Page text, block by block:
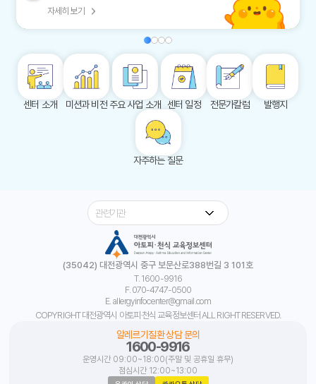
자세히 보기
센터 소개 미션과 비전 주요 사업 소개 센터 일정 전문가칼럼 발행지
자주하는 질문
(35042) 대전광역시 중구 보문산로388번길 3 101호
T. 1600-9916
F. 070-4747-0500
E. allergyinfocenter@gmail.com
COPYRIGHT 대전광역시 아토피·천식 교육정보센터 ALL RIGHT RESERVED.
알레르기질환 상담 문의
1600-9916
운영시간 09:00~18:00(주말 및 공휴일 휴무)
점심시간 12:00~13:00